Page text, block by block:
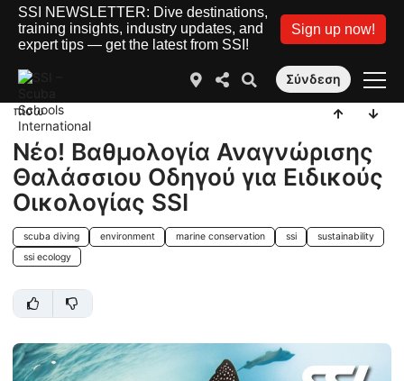
SSI NEWSLETTER: Dive destinations,
training insights, industry updates, and
expert tips — get the latest from SSI!
Sign up now!
Σύνδεση
πίσω
Νέο! Βαθμολογία Αναγνώρισης
Θαλάσσιου Οδηγού για Ειδικούς
Οικολογίας SSI
scuba diving environment marine conservation ssi
sustainability
ssi ecology